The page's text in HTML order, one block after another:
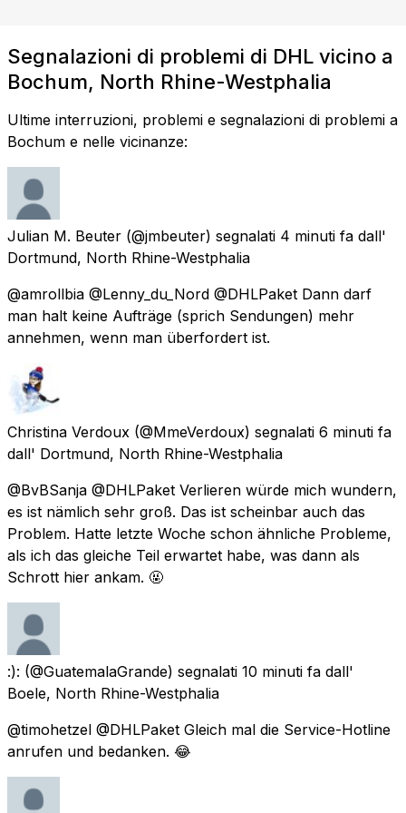
Segnalazioni di problemi di DHL vicino a
Bochum, North Rhine-Westphalia
Ultime interruzioni, problemi e segnalazioni di problemi a
Bochum e nelle vicinanze:
Julian M. Beuter (@jmbeuter) segnalati 4 minuti fa dall'
Dortmund, North Rhine-Westphalia
@amrollbia @Lenny_du_Nord @DHLPaket Dann darf
man halt keine Aufträge (sprich Sendungen) mehr
annehmen, wenn man überfordert ist.
Christina Verdoux (@MmeVerdoux) segnalati 6 minuti fa
dall' Dortmund, North Rhine-Westphalia
@BvBSanja @DHLPaket Verlieren würde mich wundern,
es ist nämlich sehr groß. Das ist scheinbar auch das
Problem. Hatte letzte Woche schon ähnliche Probleme,
als ich das gleiche Teil erwartet habe, was dann als
Schrott hier ankam. 🤬
:): (@GuatemalaGrande) segnalati 10 minuti fa dall'
Boele, North Rhine-Westphalia
@timohetzel @DHLPaket Gleich mal die Service-Hotline
anrufen und bedanken. 😂